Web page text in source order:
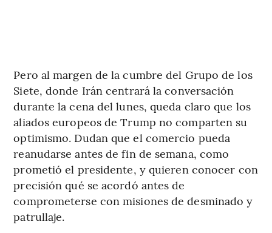
Pero al margen de la cumbre del Grupo de los
Siete, donde Irán centrará la conversación
durante la cena del lunes, queda claro que los
aliados europeos de Trump no comparten su
optimismo. Dudan que el comercio pueda
reanudarse antes de fin de semana, como
prometió el presidente, y quieren conocer con
precisión qué se acordó antes de
comprometerse con misiones de desminado y
patrullaje.